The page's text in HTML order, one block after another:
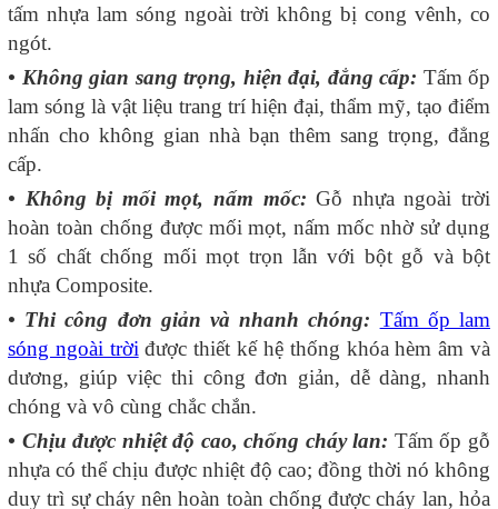
tấm nhựa lam sóng ngoài trời không bị cong vênh, co
ngót.
• Không gian sang trọng, hiện đại, đẳng cấp: Tấm ốp
lam sóng là vật liệu trang trí hiện đại, thẩm mỹ, tạo điểm
nhấn cho không gian nhà bạn thêm sang trọng, đẳng
cấp.
• Không bị mối mọt, nấm mốc: Gỗ nhựa ngoài trời
hoàn toàn chống được mối mọt, nấm mốc nhờ sử dụng
1 số chất chống mối mọt trọn lẫn với bột gỗ và bột
nhựa Composite.
• Thi công đơn giản và nhanh chóng: Tấm ốp lam
sóng ngoài trời được thiết kế hệ thống khóa hèm âm và
dương, giúp việc thi công đơn giản, dễ dàng, nhanh
chóng và vô cùng chắc chắn.
• Chịu được nhiệt độ cao, chống cháy lan: Tấm ốp gỗ
nhựa có thể chịu được nhiệt độ cao; đồng thời nó không
duy trì sự cháy nên hoàn toàn chống được cháy lan, hỏa